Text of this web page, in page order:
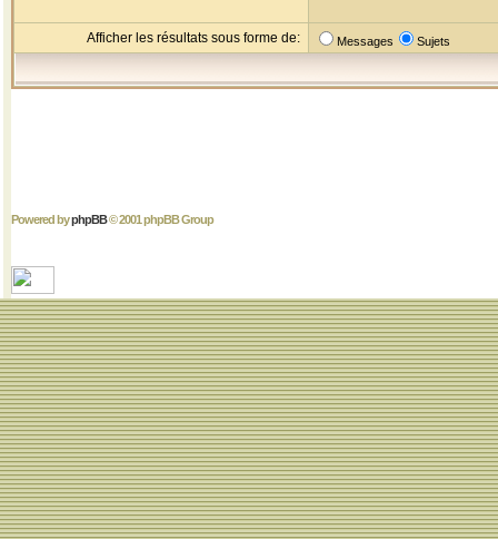
Afficher les résultats sous forme de: Messages Sujets
Powered byphpBB© 2001 phpBB Group